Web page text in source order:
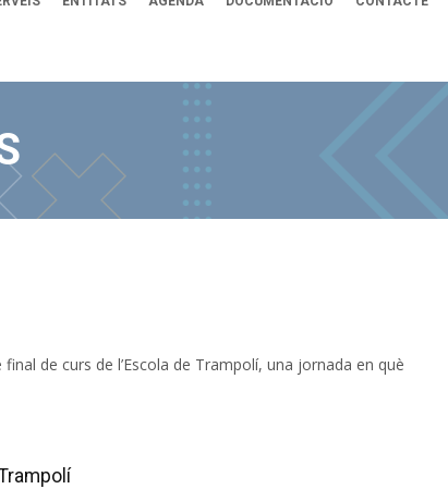
de curs de l’Escola de Trampolí, una jornada en què